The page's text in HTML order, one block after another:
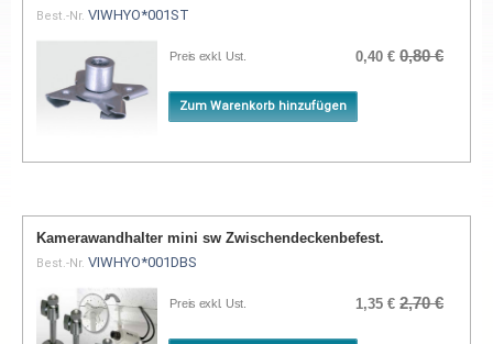
Best.-Nr. VIWHYO*001ST
Preis exkl. Ust. 0,40 € 0,80 €
Zum Warenkorb hinzufügen
Kamerawandhalter mini sw Zwischendeckenbefest.
Best.-Nr. VIWHYO*001DBS
Preis exkl. Ust. 1,35 € 2,70 €